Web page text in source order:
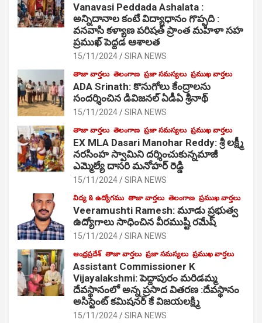
Vanavasi Peddada Ashalata :
అన్నిదానాల కంటే విద్యాధానం గొప్పది :
వనవాసి కళ్యాణ పరిషత్ ప్రాంత మహిళా సహ
ప్రముఖ్ పెద్దడ ఆశాలత
15/11/2024 SIRA NEWS
తాజా వార్తలు తెలంగాణ ప్రజా సమస్యలు ప్రముఖ వార్తలు
ADA Srinath: కొనుగోలు కేంద్రాల‌ను
సంద‌ర్శించిన డివిజనల్ ఏడీఏ శ్రీనాథ్
15/11/2024 SIRA NEWS
తాజా వార్తలు తెలంగాణ ప్రజా సమస్యలు ప్రముఖ వార్తలు
EX MLA Dasari Manohar Reddy: శ్రీ లక్ష్మీ
నరసింహ స్వామిని దర్శించుకున్నమాజీ
ఎమ్మెల్యే దాసరి మనోహర్ రెడ్డి
15/11/2024 SIRA NEWS
విద్య & ఉద్యోగము తాజా వార్తలు తెలంగాణ ప్రముఖ వార్తలు
Veeramushti Ramesh: మూడు ప్రభుత్వ
ఉద్యోగాలు సాధించిన వీరముష్టి రమేష్
15/11/2024 SIRA NEWS
ఆంధ్రప్రదేశ్ తాజా వార్తలు ప్రజా సమస్యలు ప్రముఖ వార్తలు
Assistant Commissioner K
Vijayalakshmi: పెద్దాపురం మరిడమ్మ
దేవస్థానంలో అన్న ప్రసాద వితరణ :దేవస్థానం
అసిస్టెంట్ కమిషనర్ కే విజయలక్ష్మి
15/11/2024 SIRA NEWS